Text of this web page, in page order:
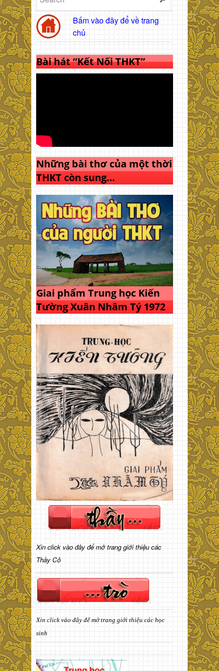
Bấm vào đây để về trang
chủ
Bài hát “Kết Nối THKT”
Những bài thơ của một thời
THKT còn sung…
Giai phẩm Trung học Kiến
Tường Xuân Nhâm Tý 1972
Xin click vào đây để mở trang giới thiệu các
Thầy Cô
Xin click vào đây để mở trang giới thiệu các học
sinh